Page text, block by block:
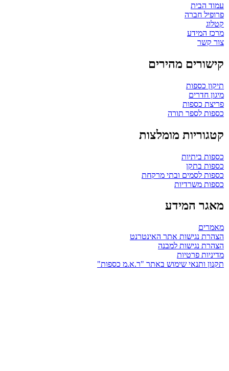
עמוד הבית
פרופיל חברה
קטלוג
מרכז המידע
צור קשר
קישורים מהירים
תיקון כספות
מיגון חדרים
פריצת כספות
כספות לספר תורה
קטגוריות מומלצות
כספות ביתיות
כספות בתקן
כספות לסמים ובתי מרקחת
כספות משרדיות
מאגר המידע
מאמרים
הצהרת נגישות אתר האינטרנט
הצהרת נגישות למבנה
מדיניות פרטיות
תקנון ותנאי שימוש באתר "ר.א.מ כספות"